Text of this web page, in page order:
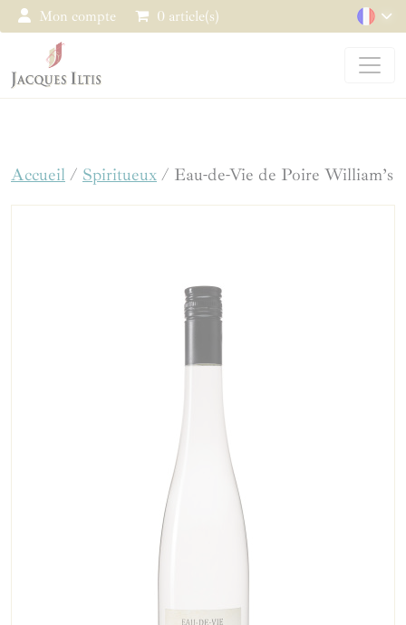
Mon compte 0 article(s)
Accueil / Spiritueux / Eau-de-Vie de Poire William’s
Panneau de gestion des cookies